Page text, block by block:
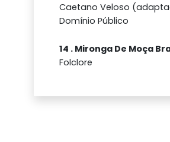
Caetano Veloso
Domínio Público
14 . Mironga De Moça
Folclore